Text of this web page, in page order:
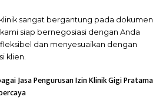
sangat bergantung pada dokumen
siap bernegosiasi dengan Anda
dan menyesuaikan dengan
klien.
Jasa Pengurusan Izin Klinik Gigi Pratama